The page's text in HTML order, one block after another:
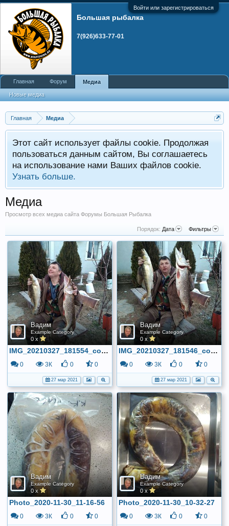
Войти или зарегистрироваться
Главная Медиа
Этот сайт использует файлы cookie. Продолжая
пользоваться данным сайтом, Вы соглашаетесь
на использование нами Ваших файлов cookie.
Узнать больше.
Медиа
Просмотр всех медиа сайта Форумы Большая Рыбалка
Порядок: Дата Фильтры
Вадим
Example Category
0 x
IMG_20210327_181554_compress78
0 3К 0 0
27 мар 2021
Вадим
Example Category
0 x
IMG_20210327_181546_compress15
0 3К 0 0
27 мар 2021
Вадим
Example Category
0 x
Photo_2020-11-30_11-16-56
0 3К 0 0
Вадим
Example Category
0 x
Photo_2020-11-30_10-32-27
0 3К 0 0
Большая рыбалка
7(926)633-77-01
Главная Форум Медиа
Новые медиа